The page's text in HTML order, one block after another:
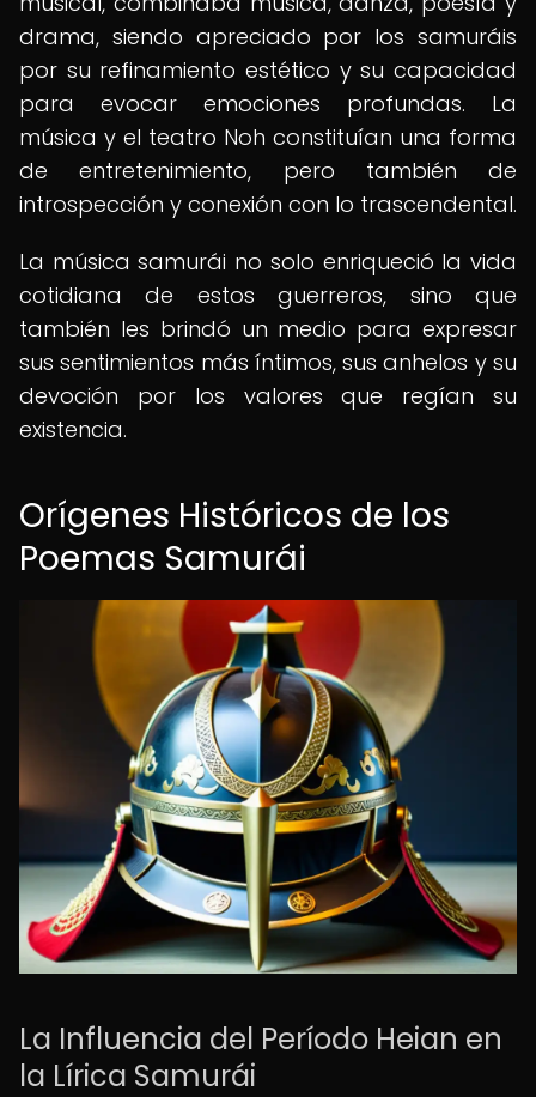
drama, siendo apreciado por los samuráis
por su refinamiento estético y su capacidad
para evocar emociones profundas. La
música y el teatro Noh constituían una forma
de entretenimiento, pero también de
introspección y conexión con lo trascendental.
La música samurái no solo enriqueció la vida
cotidiana de estos guerreros, sino que
también les brindó un medio para expresar
sus sentimientos más íntimos, sus anhelos y su
devoción por los valores que regían su
existencia.
Orígenes Históricos de los
Poemas Samurái
La Influencia del Período Heian en
la Lírica Samurái